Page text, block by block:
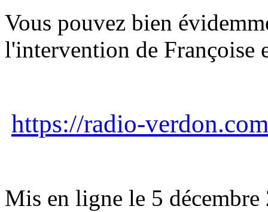
Vous pouvez bien
l'intervention de Françoise
https://radio-
Mis en ligne le 5